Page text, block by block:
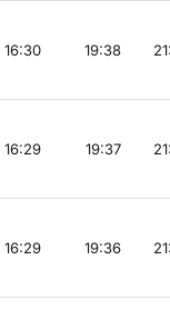
16:30 19:38
16:29 19:37
16:29 19:36